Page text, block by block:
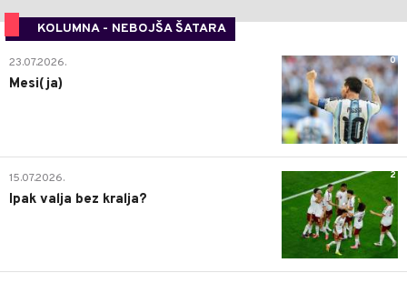
KOLUMNA - NEBOJŠA ŠATARA
0
23.07.2026.
Mesi(ja)
2
15.07.2026.
Ipak valja bez kralja?